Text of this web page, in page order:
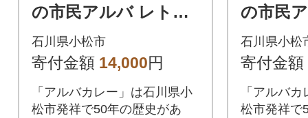
の市民アルバ レトル
トカレー 600g×5袋
石川県小松市
寄付金額 14,000円
「アルバカレー」は石川県小
松市発祥で50年の歴史があ
の市民
トカレ
石川県小松
寄付金額
「アルバ
松市発祥で